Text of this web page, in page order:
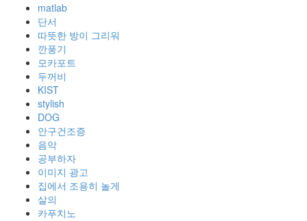
matlab
단서
따뜻한 방이 그리워
깐풍기
모카포트
두꺼비
KIST
stylish
DOG
안구건조증
음악
공부하자
이미지 광고
집에서 조용히 놀게
살의
카푸치노